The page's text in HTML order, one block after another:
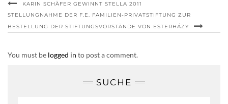
KARIN SCHÄFER GEWINNT STELLA 2011
STELLUNGNAHME DER F.E. FAMILIEN-PRIVATSTIFTUNG ZUR
BESTELLUNG DER STIFTUNGSVORSTÄNDE VON ESTERHÁZY
You must be logged in to post a comment.
SUCHE